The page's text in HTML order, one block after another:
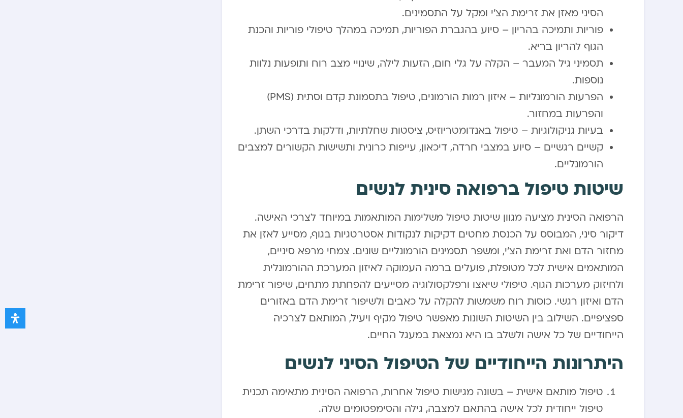
הסיני מאזן את זרימת הצ’י ומקל על התסמינים.
פוריות ותמיכה בהריון – סיוע בהגברת הפוריות, תמיכה במהלך טיפולי פוריות והכנת
הגוף להריון בריא.
תסמיני גיל המעבר – הקלה על גלי חום, הזעות לילה, שינויי מצב רוח ותופעות נלוות
נוספות.
הפרעות הורמונליות – איזון רמות הורמונים, טיפול בתסמונת קדם וסתית (PMS)
והפרעות במחזור.
בעיות גניקולוגיות – טיפול באנדומטריוזיס, ציסטות שחלתיות, ודלקות בדרכי השתן.
קשיים רגשיים – סיוע במצבי חרדה, דיכאון, עייפות כרונית ותשישות הקשורים למצבים
הורמונליים.
שיטות טיפול ברפואה סינית לנשים
הרפואה הסינית מציעה מגוון שיטות טיפול משלימות המותאמות במיוחד לצרכי האישה.
דיקור סיני, המבוסס על הכנסת מחטים דקיקות לנקודות אסטרטגיות בגוף, מסייע לאזן את
מחזור הדם ואת זרימת הצ’י, ומשפר תסמינים הורמונליים שונים. צמחי מרפא סיניים,
המותאמים אישית לכל מטופלת, פועלים ברמה העמוקה לאיזון המערכת ההורמונלית
ולחיזוק מערכות הגוף. טיפולי שיאצו ורפלקסולוגיה מסייעים להפחתת מתחים, שיפור זרימת
הדם ואיזון רגשי. כוסות רוח משמשות להקלה על כאבים ולשיפור זרימת הדם באזורים
ספציפיים. השילוב בין השיטות השונות מאפשר טיפול מקיף ויעיל, המותאם לצרכיה
הייחודיים של כל אישה ולשלב בו היא נמצאת במעגל החיים.
היתרונות הייחודיים של הטיפול הסיני לנשים
טיפול מותאם אישית – בשונה מגישות טיפול אחרות, הרפואה הסינית מתאימה תכנית
טיפול ייחודית לכל אישה בהתאם למצבה, גילה והסימפטומים שלה.